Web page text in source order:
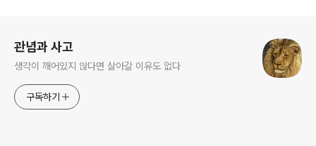
관념과 사고
생각이 깨어있지 않다면 살아갈 이유도 없다
구독하기